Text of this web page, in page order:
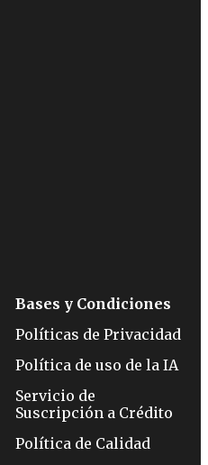
Bases y Condiciones
Políticas de Privacidad
Política de uso de la IA
Servicio de
Suscripción a Crédito
Política de Calidad